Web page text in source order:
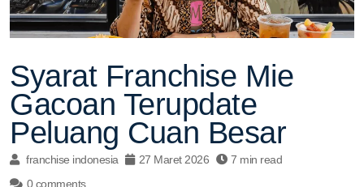
Syarat Franchise Mie
Gacoan Terupdate
Peluang Cuan Besar
franchise indonesia 27 Maret 2026
7 min read
0 comments